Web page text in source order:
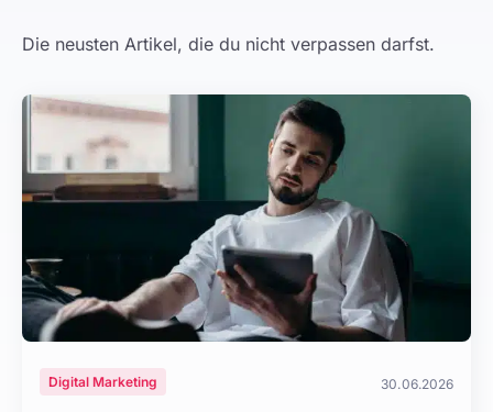
Die neusten Artikel, die du nicht verpassen darfst.
Digital Marketing 30.06.2026